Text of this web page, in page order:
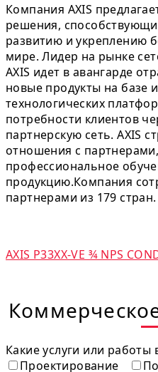
Компания AXIS
решения,
развитию и укреплению
мире. Лидер на рынке
AXIS идет в авангарде
новые продукты на базе
технологических
потребности клиентов
партнерскую сеть. AXIS
отношения с
профессиональное
продукцию.Компания
партнерами из 179
AXIS P33XX-VE ¾ NPS
Какие услуги или
Проектирование